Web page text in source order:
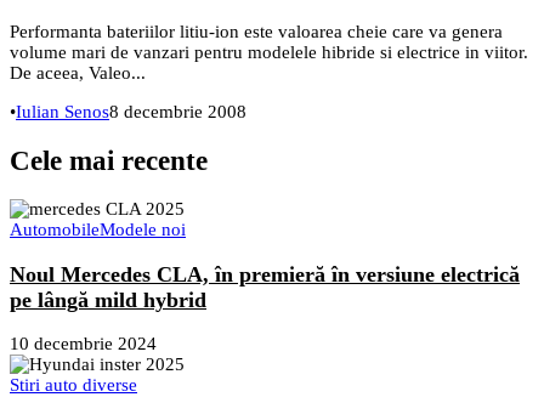
Performanta bateriilor litiu-ion este valoarea cheie care va genera
volume mari de vanzari pentru modelele hibride si electrice in viitor.
De aceea, Valeo...
•Iulian Senos8 decembrie 2008
Cele mai recente
AutomobileModele noi
Noul Mercedes CLA, în premieră în versiune electrică
pe lângă mild hybrid
10 decembrie 2024
Stiri auto diverse